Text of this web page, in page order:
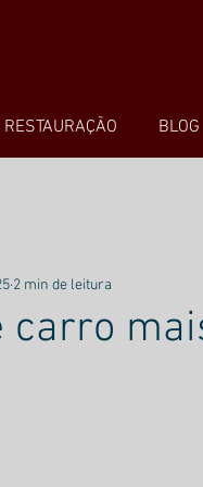
RESTAURAÇÃO BLOG
carro
2 min de leitura